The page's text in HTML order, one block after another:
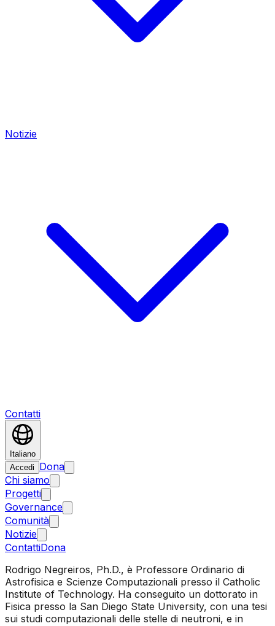
Notizie
Contatti
Italiano
Accedi
Dona
Chi siamo
Progetti
Governance
Comunità
Notizie
ContattiDona
Rodrigo Negreiros, Ph.D., è Professore Ordinario di
Astrofisica e Scienze Computazionali presso il Catholic
Institute of Technology. Ha conseguito un dottorato in
Fisica presso la San Diego State University, con una tesi
sui studi computazionali delle stelle di neutroni, e in